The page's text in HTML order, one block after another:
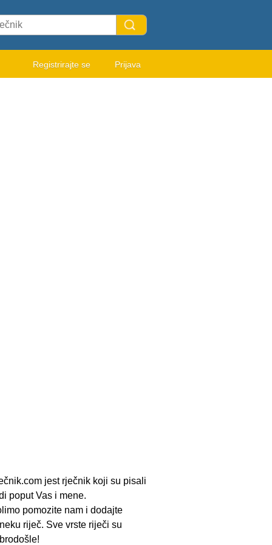
Registrirajte se Prijava
jest rječnik koji su pisali
poput Vas i mene.
pomozite nam i dodajte
riječ. Sve vrste riječi su